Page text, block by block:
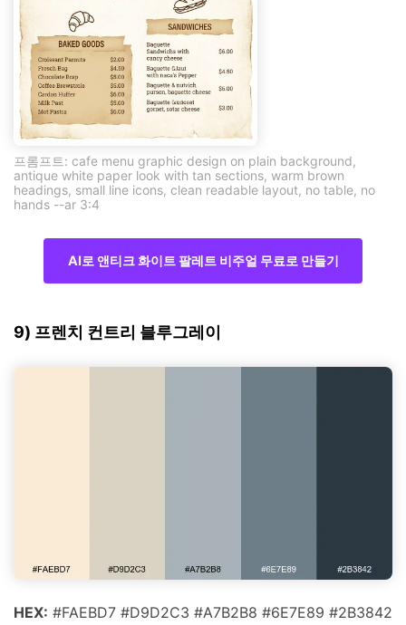
프롬프트: cafe menu graphic design on plain background,
antique white paper look with tan sections, warm brown
headings, small line icons, clean readable layout, no table, no
hands --ar 3:4
AI로 앤티크 화이트 팔레트 비주얼 무료로 만들기
9) 프렌치 컨트리 블루그레이
HEX: #FAEBD7 #D9D2C3 #A7B2B8 #6E7E89 #2B3842